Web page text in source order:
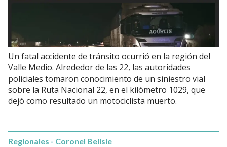
Un fatal accidente de tránsito ocurrió en la región del
Valle Medio. Alrededor de las 22, las autoridades
policiales tomaron conocimiento de un siniestro vial
sobre la Ruta Nacional 22, en el kilómetro 1029, que
dejó como resultado un motociclista muerto.
Regionales - Coronel Belisle